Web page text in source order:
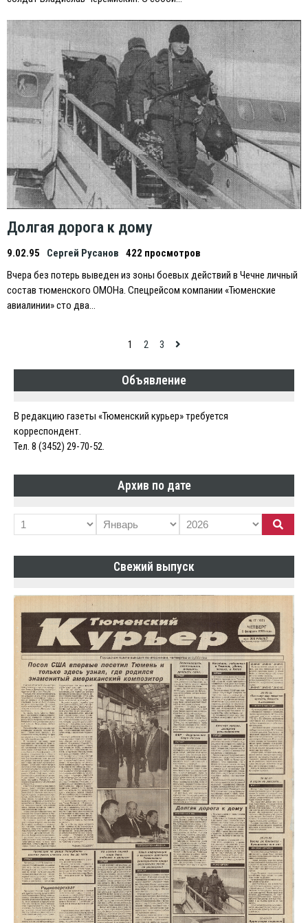
Долгая дорога к дому
9.02.95 Сергей Русанов
422 просмотров
Вчера без потерь выведен из зоны боевых действий в Чечне личный
состав тюменского ОМОНа. Спецрейсом компании «Тюменские
авиалинии» сто два…
по
записям
1 2 3
Объявление
В редакцию газеты «Тюменский курьер» требуется
корреспондент.
Тел. 8 (3452) 29-70-52.
Архив по дате
Свежий выпуск